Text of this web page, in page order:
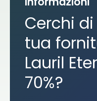
Cerchi
tua
Lauril
70%?